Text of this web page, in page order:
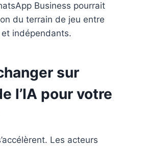
Business pourrait
du terrain de jeu entre
indépendants.
sur
l’IA pour votre
Les acteurs